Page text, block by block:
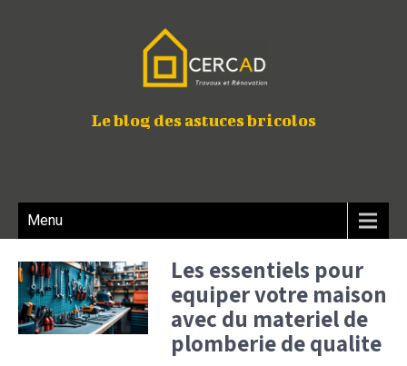
Le blog des astuces bricolos
Menu
Les essentiels pour
equiper votre maison
avec du materiel de
plomberie de qualite